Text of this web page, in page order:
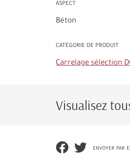
ASPECT
Béton
CATÉGORIE DE PRODUIT
Carrelage sélection
Visualisez
envoyer par